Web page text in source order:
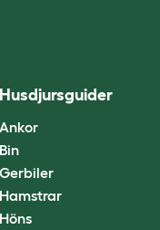
Husdjursguider
Ankor
Bin
Gerbiler
Hamstrar
Höns